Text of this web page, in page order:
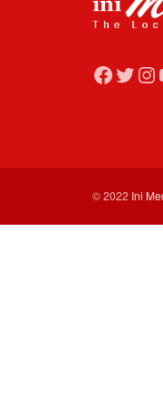
© 2022 Ini